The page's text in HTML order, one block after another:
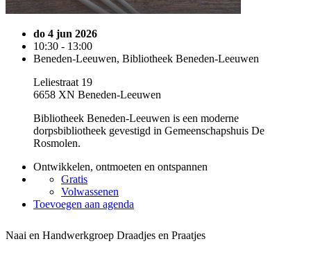
do 4 jun 2026
10:30 - 13:00
Beneden-Leeuwen, Bibliotheek Beneden-Leeuwen
Leliestraat 19
6658 XN Beneden-Leeuwen
Bibliotheek Beneden-Leeuwen is een moderne
dorpsbibliotheek gevestigd in Gemeenschapshuis De
Rosmolen.
Ontwikkelen, ontmoeten en ontspannen
Gratis
Volwassenen
Toevoegen aan agenda
Naai en Handwerkgroep Draadjes en Praatjes